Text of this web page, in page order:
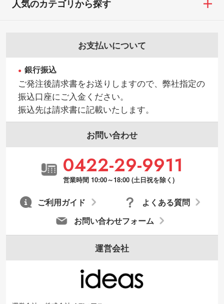
お支払いについて
銀行振込
ご発注後請求書をお送りしますので、弊社指定の
振込口座にご入金ください。
振込先は請求書に記載いたします。
お問い合わせ
0422-29-9911
営業時間 10:00～18:00 (土日祝を除く)
お問い合わせフォーム
よくある質問
ご利用ガイド
運営会社
人気のカテゴリから探す